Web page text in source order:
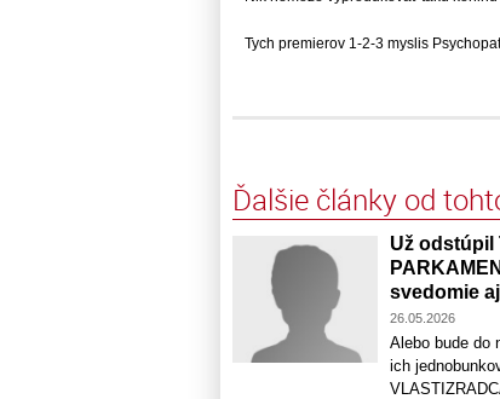
Tych premierov 1-2-3 myslis
Ďalšie články od
Už odstúpil
svedomie
26.05.2026
Alebo bude do
ich